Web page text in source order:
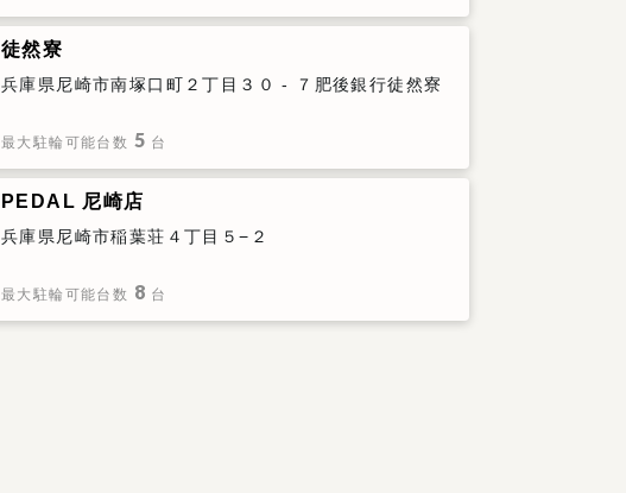
徒然寮
兵庫県尼崎市南塚口町２丁目３０ - ７肥後銀行徒然寮
最大駐輪可能台数 5 台
PEDAL 尼崎店
兵庫県尼崎市稲葉荘４丁目５−２
最大駐輪可能台数 8 台